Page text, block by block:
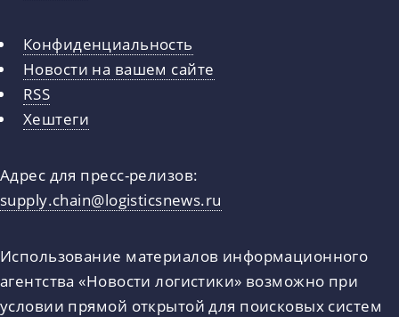
Конфиденциальность
Новости на вашем сайте
RSS
Хештеги
Адрес для пресс-релизов:
supply.chain@logisticsnews.ru
Использование материалов информационного
агентства «Новости логистики» возможно при
условии прямой открытой для поисковых систем